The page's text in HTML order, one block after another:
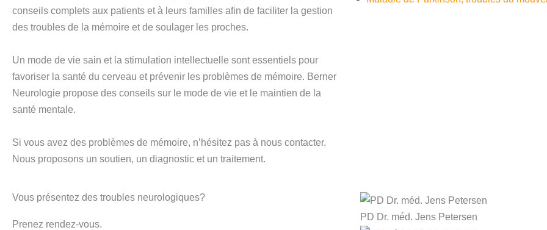
conseils complets aux patients et à leurs familles afin de faciliter la gestion
des troubles de la mémoire et de soulager les proches.
Un mode de vie sain et la stimulation intellectuelle sont essentiels pour
favoriser la santé du cerveau et prévenir les problèmes de mémoire. Berner
Neurologie propose des conseils sur le mode de vie et le maintien de la
santé mentale.
Si vous avez des problèmes de mémoire, n’hésitez pas à nous contacter.
Nous proposons un soutien, un diagnostic et un traitement.
Vous présentez des troubles neurologiques?
Prenez rendez-vous.
PD Dr. méd. Jens Petersen